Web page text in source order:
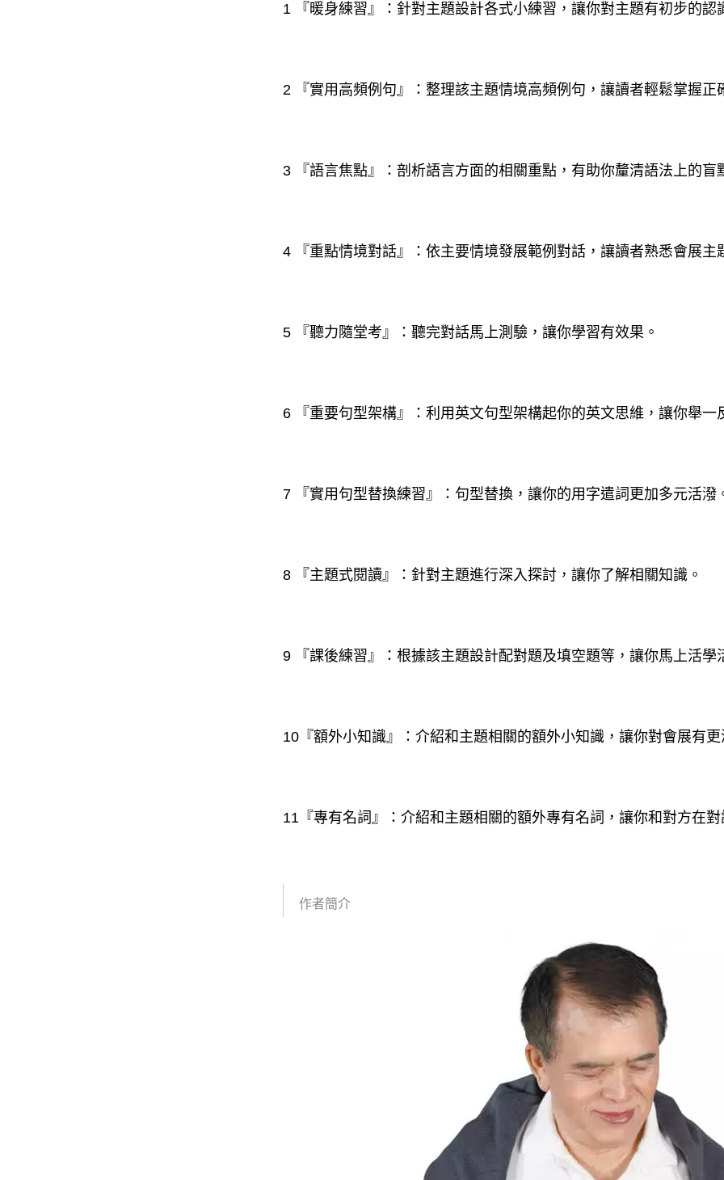
1 『暖身練習』：針對主題設計各式小練習，讓你對主題有初步的認
2 『實用高頻例句』：整理該主題情境高頻例句，讓讀者輕鬆掌握正
3 『語言焦點』：剖析語言方面的相關重點，有助你釐清語法上的盲
4 『重點情境對話』：依主要情境發展範例對話，讓讀者熟悉會展主
5 『聽力隨堂考』：聽完對話馬上測驗，讓你學習有效果。
6 『重要句型架構』：利用英文句型架構起你的英文思維，讓你舉一
7 『實用句型替換練習』：句型替換，讓你的用字遣詞更加多元活潑
8 『主題式閱讀』：針對主題進行深入探討，讓你了解相關知識。
9 『課後練習』：根據該主題設計配對題及填空題等，讓你馬上活學
10『額外小知識』：介紹和主題相關的額外小知識，讓你對會展有更
11『專有名詞』：介紹和主題相關的額外專有名詞，讓你和對方在對
作者簡介